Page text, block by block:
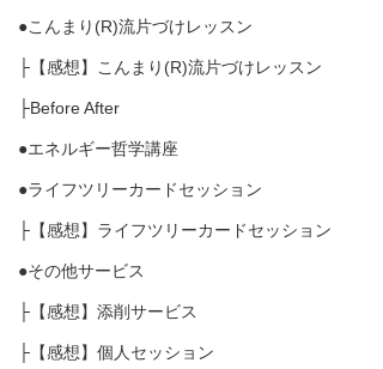
●こんまり(R)流片づけレッスン
├【感想】こんまり(R)流片づけレッスン
├Before After
●エネルギー哲学講座
●ライフツリーカードセッション
├【感想】ライフツリーカードセッション
●その他サービス
├【感想】添削サービス
├【感想】個人セッション